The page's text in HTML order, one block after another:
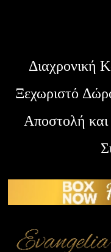
Διαχρονική
Ξεχωριστό
Αποστολή